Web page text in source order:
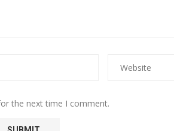
the next time I comment.